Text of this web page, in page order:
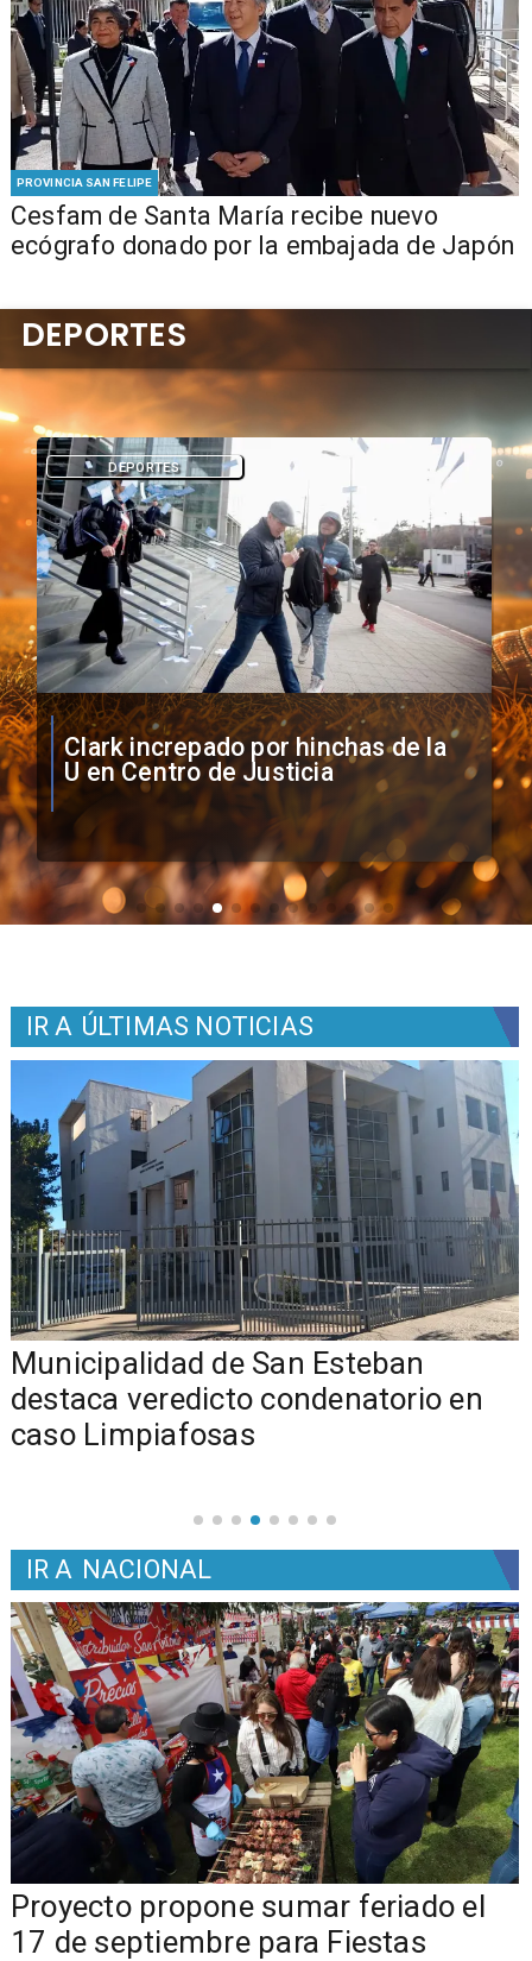
PROVINCIA SAN FELIPE
Cesfam de Santa María recibe nuevo
ecógrafo donado por la embajada de Japón
Vozinha firma contrato con Colo
Colo como nuevo arquero
DEPORTES
DEPORTES
IR A ÚLTIMAS NOTICIAS
Municipalidad de San Esteban
destaca veredicto condenatorio en
caso Limpiafosas
IR A NACIONAL
Proyecto propone sumar feriado el
17 de septiembre para Fiestas